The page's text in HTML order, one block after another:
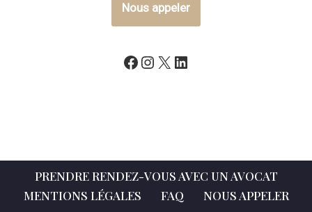
Nous appeler
PRENDRE RENDEZ-VOUS AVEC UN AVOCAT
MENTIONS LÉGALES
FAQ NOUS APPELER